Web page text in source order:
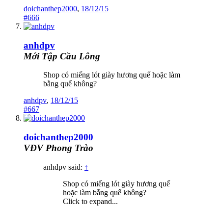
doichanthep2000, 18/12/15
#666
anhdpv
Mới Tập Cầu Lông
Shop có miếng lót giày hương quế hoặc làm
bằng quế không?
anhdpv, 18/12/15
#667
doichanthep2000
VĐV Phong Trào
anhdpv said: ↑
Shop có miếng lót giày hương quế
hoặc làm bằng quế không?
Click to expand...